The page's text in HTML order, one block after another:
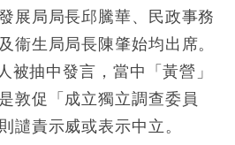
動收跌 連挫7周創逾3年最長跌勢
元計價出口增近24%勝預期 貿易順
展局局長邱騰華、民政事務
衞生局局長陳肇始均出席。
被抽中發言，當中「黃營」
敦促「成立獨立調查委員
譴責示威或表示中立。